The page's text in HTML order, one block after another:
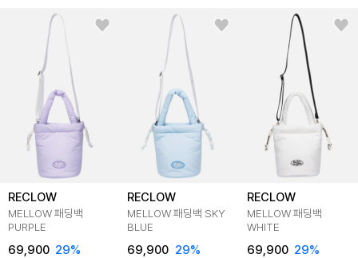
RECLOW
MELLOW 패딩백
PURPLE
69,900 29%
RECLOW
MELLOW 패딩백 SKY
BLUE
69,900 29%
RECLOW
MELLOW 패딩백
WHITE
69,900 29%